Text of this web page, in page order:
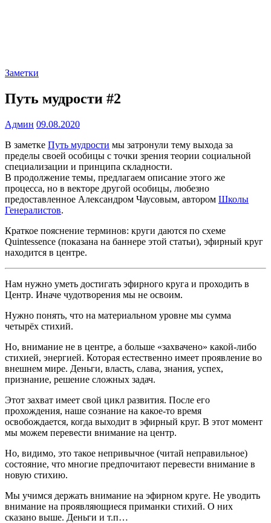
Заметки
Путь мудрости #2
Админ 09.08.2020
В заметке Путь мудрости мы затронули тему выхода за
пределы своей особицы с точки зрения теории социальной
специализации и принципа складности.
В продолжение темы, предлагаем описание этого же
процесса, но в векторе другой особицы, любезно
предоставленное Александром Чаусовым, автором Школы
Генералистов.
Краткое пояснение терминов: круги даются по схеме
Quintessence (показана на баннере этой статьи), эфирный круг
находится в центре.
Нам нужно уметь достигать эфирного круга и проходить в
Центр. Иначе чудотворения мы не освоим.
Нужно понять, что на материальном уровне мы сумма
четырёх стихий.
Но, внимание не в центре, а больше «захвачено» какой-либо
стихией, энергией. Которая естественно имеет проявление во
внешнем мире. Деньги, власть, слава, знания, успех,
признание, решение сложных задач.
Этот захват имеет свой цикл развития. После его
прохождения, наше сознание на какое-то время
освобождается, когда выходит в эфирный круг. В этот момент
мы можем перевести внимание на центр.
Но, видимо, это такое непривычное (читай неправильное)
состояние, что многие предпочитают перевести внимание в
новую стихию.
Мы учимся держать внимание на эфирном круге. Не уводить
внимание на проявляющиеся приманки стихий. О них
сказано выше. Деньги и т.п…